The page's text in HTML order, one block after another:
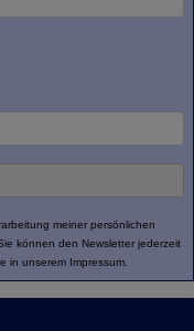
meiner persönlichen
können den Newsletter jederzeit
in unserem Impressum.